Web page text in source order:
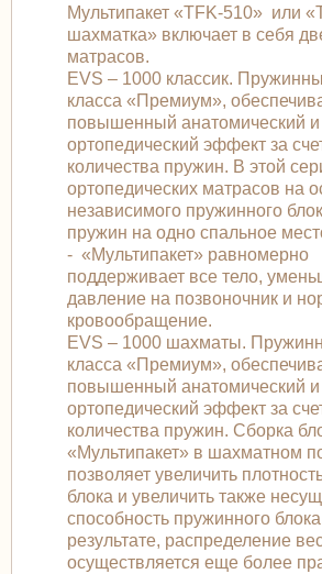
Мультипакет «TFK-510» или
шахматка» включает в себя
матрасов.
EVS – 1000 классик.
класса «Премиум»,
повышенный анатомический и
ортопедический эффект за
количества пружин. В этой
ортопедических матрасов на
независимого пружинного
пружин на одно спальное
- «Мультипакет» равномерно
поддерживает все тело,
давление на позвоночник и
кровообращение.
EVS – 1000 шахматы.
класса «Премиум»,
повышенный анатомический и
ортопедический эффект за
количества пружин. Сборка
«Мультипакет» в шахматном
позволяет увеличить
блока и увеличить также
способность пружинного
результате, распределение
осуществляется еще более